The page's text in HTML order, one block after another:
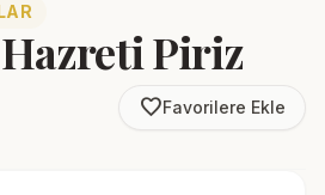
Piriz
favorite_borderFavorilere Ekle